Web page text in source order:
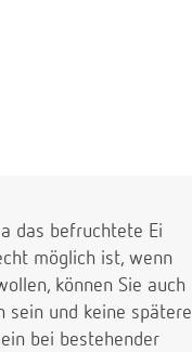
das befruchtete Ei
möglich ist, wenn
können Sie auch
sein und keine spätere
bei bestehender